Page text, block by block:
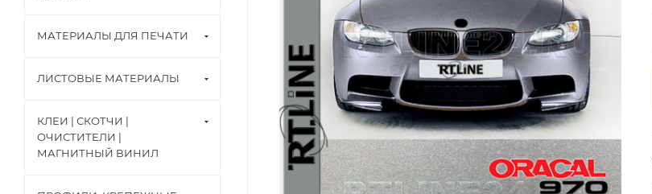
МАТЕРИАЛЫ ДЛЯ ПЕЧАТИ
ЛИСТОВЫЕ МАТЕРИАЛЫ
КЛЕИ | СКОТЧИ |
ОЧИСТИТЕЛИ |
МАГНИТНЫЙ ВИНИЛ